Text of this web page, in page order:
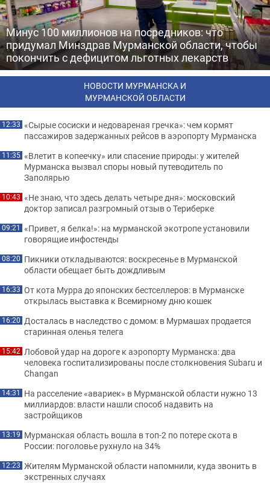
Минус 100 миллионов на посредников: что
придумал Минздрав Мурманской области, чтобы
покончить с дефицитом льготных лекарств
НОВОСТИ МУРМАНСКА И
МУРМАНСКОЙ ОБЛАСТИ
12:33 «Сырые сосиски и недовареная гречка»: чем кормят
пассажиров задержанных рейсов в аэропорту Мурманска
11:35 «Влетит в копеечку» или спасение природы: у жителей
Мурманска вызвал споры новый путеводитель по
Заполярью
10:43 «Не знаю, что здесь делать четыре дня»: московский
доктор записал разгромный отзыв о Териберке
09:21 «Привет, я белка!»: на мурманской экотропе установили
говорящие инфостенды
08:20 Пикники откладываются: воскресенье в Мурманской
области обещает быть дождливым
16:33 От кота Мурра до японских бестселлеров: в Мурманске
открылась выставка к Всемирному дню кошек
16:20 Досталась в наследство с домом: в Мурмашах продается
старинная оленья телега
15:42 Лобовой удар на дороге к аэропорту Мурманска: два
человека госпитализированы после столкновения Subaru и
Changan
14:31 На расселение «авариек» в Мурманской области нужно 13
миллиардов: власти нашли способ надавить на
застройщиков
13:19 Мурманская область вошла в топ-2 по потере скота в
России: поголовье рухнуло на 34%
12:23 Жителям Мурманской области напомнили, куда звонить в
экстренных случаях